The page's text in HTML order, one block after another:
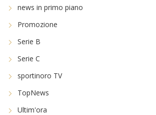
news in primo piano
Promozione
Serie B
Serie C
sportinoro TV
TopNews
Ultim'ora